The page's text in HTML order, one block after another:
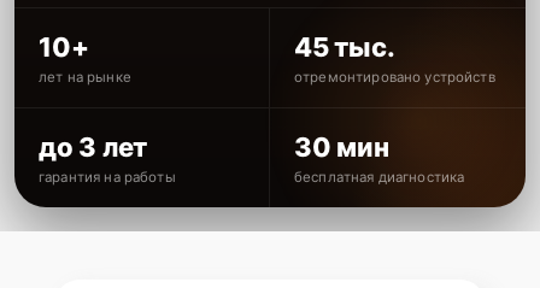
10+
лет на рынке
45 тыс.
отремонтировано устройств
до 3 лет
гарантия на работы
30 мин
бесплатная диагностика